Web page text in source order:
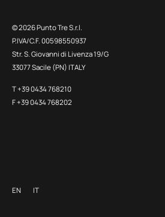
© 2026 Punto Tre S.r.l.
P.IVA/C.F. 00598550937
Str. S. Giovanni di Livenza 19/G
33077 Sacile (PN) ITALY
T +39 0434 768210
F +39 0434 768202
EN IT